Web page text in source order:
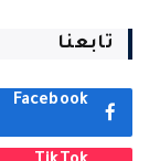
تابعنا
Facebook